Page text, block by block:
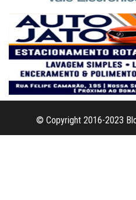
© Copyright 2016-2023